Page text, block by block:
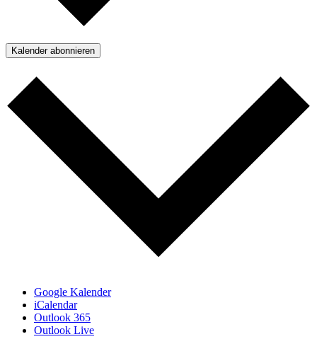
Kalender abonnieren
Google Kalender
iCalendar
Outlook 365
Outlook Live